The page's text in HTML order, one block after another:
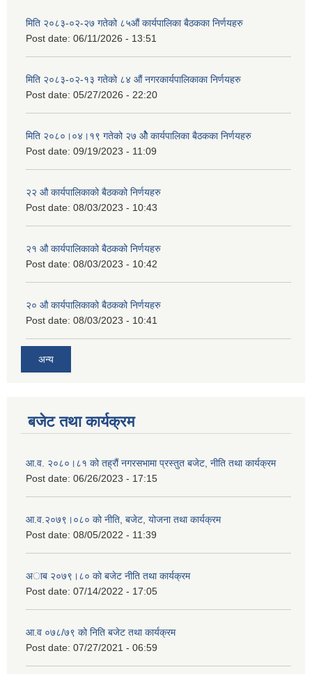
मिति २०८३-०२-२७ गतेको ८५औं कार्यपालिका बैठकका निर्णयहरु
Post date: 06/11/2026 - 13:51
मिति २०८३-०२-१३ गतेको ८४ औं नगरकार्यपालिकाका निर्णयहरु
Post date: 05/27/2026 - 22:20
मिति २०८०।०४।१९ गतेको २७ ‌‍‌ओेै कार्यपालिका बैठकका निर्णयहरु
Post date: 09/19/2023 - 11:09
२‍२ औ कार्यपालिकाको बैठकको निर्णयहरु
Post date: 08/03/2023 - 10:43
२‍१ औ कार्यपालिकाको बैठकको निर्णयहरु
Post date: 08/03/2023 - 10:42
२‍० औ कार्यपालिकाको बैठकको निर्णयहरु
Post date: 08/03/2023 - 10:41
अन्य
बजेट तथा कार्यक्रम
आ.व. २०८०।८१ को तह्रौं नगरसभामा प्रस्तुत बजेट, नीति तथा कार्यक्रम
Post date: 06/26/2023 - 17:15
आ.व.२०७९।०८० को नीति, बजेट, योजना तथा कार्यक्रम
Post date: 08/05/2022 - 11:39
अाब २०७९।८० काे बजेट नीति तथा कार्यक्रम
Post date: 07/14/2022 - 17:05
आ.व ०७८/७९ को निति बजेट तथा कार्यक्रम
Post date: 07/27/2021 - 06:59